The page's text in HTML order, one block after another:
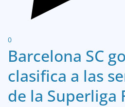
0
Barcelona SC
clasifica a las
de la Superliga